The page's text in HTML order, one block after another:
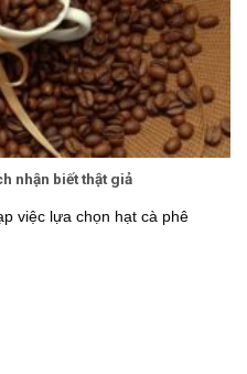
nhận biết thật giả
việc lựa chọn hạt cà phê